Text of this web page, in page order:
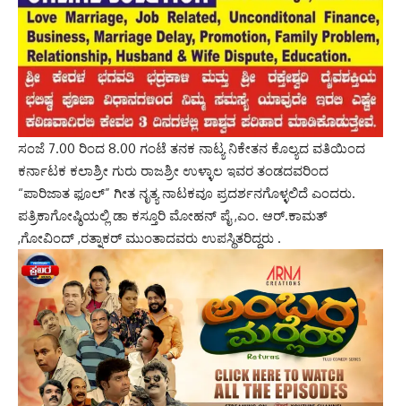
ಸಂಜೆ 7.00 ರಿಂದ 8.00 ಗಂಟೆ ತನಕ ನಾಟ್ಯ ನಿಕೇತನ ಕೊಲ್ಯದ ವತಿಯಿಂದ
ಕರ್ನಾಟಕ ಕಲಾಶ್ರೀ ಗುರು ರಾಜಶ್ರೀ ಉಳ್ಳಾಲ ಇವರ ತಂಡದವರಿಂದ
“ಪಾರಿಜಾತ ಫೂಲ್” ಗೀತ ನೃತ್ಯ ನಾಟಕವೂ ಪ್ರದರ್ಶನಗೊಳ್ಳಲಿದೆ ಎಂದರು.
ಪತ್ರಿಕಾಗೋಷ್ಠಿಯಲ್ಲಿ ಡಾ ಕಸ್ತೂರಿ ಮೋಹನ್ ಪೈ ,ಎಂ. ಆರ್.ಕಾಮತ್
,ಗೋವಿಂದ್ ,ರತ್ನಾಕರ್ ಮುಂತಾದವರು ಉಪಸ್ಥಿತರಿದ್ದರು .